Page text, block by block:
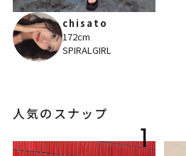
chisato
172cm
SPIRALGIRL
人気のスナップ
1